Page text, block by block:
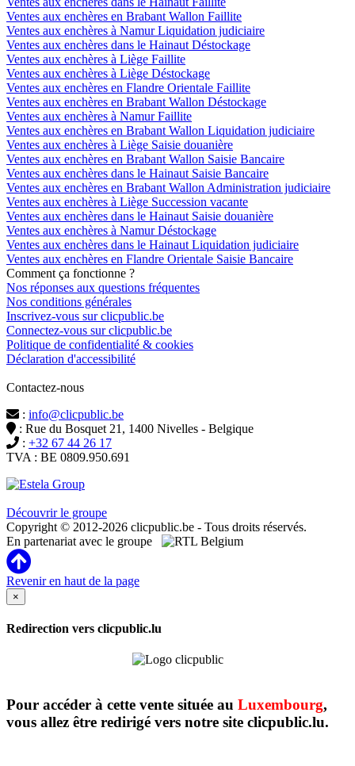
Ventes aux enchères en Brabant Wallon Faillite
Ventes aux enchères à Namur Liquidation judiciaire
Ventes aux enchères dans le Hainaut Déstockage
Ventes aux enchères à Liège Faillite
Ventes aux enchères à Liège Déstockage
Ventes aux enchères en Flandre Orientale Faillite
Ventes aux enchères en Brabant Wallon Déstockage
Ventes aux enchères à Namur Faillite
Ventes aux enchères en Brabant Wallon Liquidation judiciaire
Ventes aux enchères à Liège Saisie douanière
Ventes aux enchères en Brabant Wallon Saisie Bancaire
Ventes aux enchères dans le Hainaut Saisie Bancaire
Ventes aux enchères en Brabant Wallon Administration judiciaire
Ventes aux enchères à Liège Succession vacante
Ventes aux enchères dans le Hainaut Saisie douanière
Ventes aux enchères à Namur Déstockage
Ventes aux enchères dans le Hainaut Liquidation judiciaire
Ventes aux enchères en Flandre Orientale Saisie Bancaire
Comment ça fonctionne ?
Nos réponses aux questions fréquentes
Nos conditions générales
Inscrivez-vous sur clicpublic.be
Connectez-vous sur clicpublic.be
Politique de confidentialité & cookies
Déclaration d'accessibilité
Contactez-nous
: info@clicpublic.be
: Rue du Bosquet 21, 1400 Nivelles - Belgique
: +32 67 44 26 17
TVA : BE 0809.950.691
Découvrir le groupe
Copyright © 2012-2026 clicpublic.be - Tous droits réservés.
En partenariat avec le groupe
Revenir en haut de la page
×
Redirection vers clicpublic.lu
Pour accéder à cette vente située au Luxembourg,
vous allez être redirigé vers notre site clicpublic.lu.